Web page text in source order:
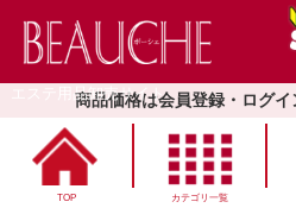
エステ用品卸売サイト
商品価格は会員登録・ログイ
TOP カテゴリ一覧